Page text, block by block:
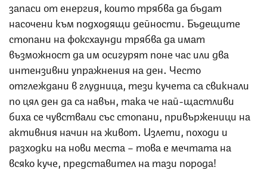
запаси от енергия, които трябва да бъдат
насочени към подходящи дейности. Бъдещите
стопани на фоксхаунди трябва да имат
възможност да им осигурят поне час или два
интензивни упражнения на ден. Често
отглеждани в глудница, тези кучета са свикнали
по цял ден да са навън, така че най-щастливи
биха се чувствали със стопани, привърженици на
активния начин на живот. Излети, походи и
разходки на нови места – това е мечтата на
всяко куче, представител на тази порода!